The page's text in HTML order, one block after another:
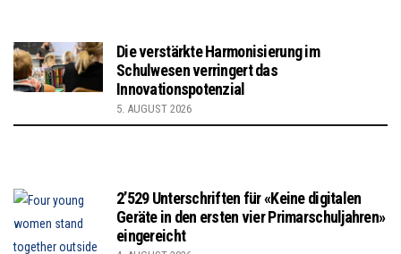
Die verstärkte Harmonisierung im
Schulwesen verringert das
Innovationspotenzial
5. AUGUST 2026
2’529 Unterschriften für «Keine digitalen
Geräte in den ersten vier Primarschuljahren»
eingereicht